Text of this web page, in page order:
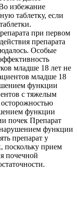
избежание
таблетку, если
при первом
препарата
Особые
младше 18 лет не
младше 18
функции
с тяжелым
функции
почек Препарат
функции
препарат у
поскольку прием
почечной